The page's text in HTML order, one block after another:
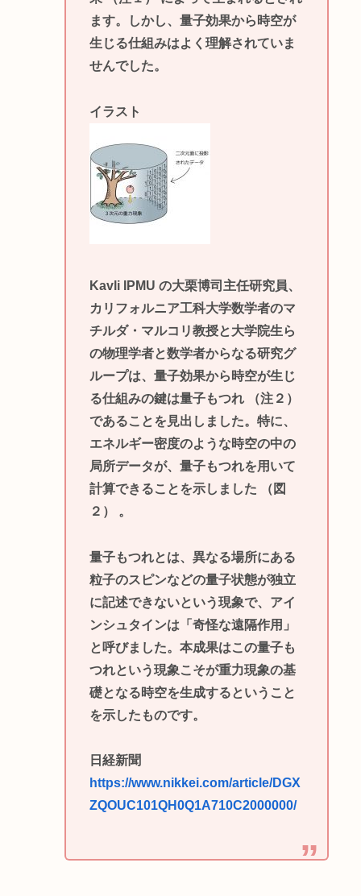
ます。しかし、量子効果から時空が
生じる仕組みはよく理解されていま
せんでした。
イラスト
Kavli IPMU の大栗博司主任研究員、
カリフォルニア工科大学数学者のマ
チルダ・マルコリ教授と大学院生ら
の物理学者と数学者からなる研究グ
ループは、量子効果から時空が生じ
る仕組みの鍵は量子もつれ （注２）
であることを見出しました。特に、
エネルギー密度のような時空の中の
局所データが、量子もつれを用いて
計算できることを示しました （図
２） 。
量子もつれとは、異なる場所にある
粒子のスピンなどの量子状態が独立
に記述できないという現象で、アイ
ンシュタインは「奇怪な遠隔作用」
と呼びました。本成果はこの量子も
つれという現象こそが重力現象の基
礎となる時空を生成するということ
を示したものです。
日経新聞
https://www.nikkei.com/article/DGX
ZQOUC101QH0Q1A710C2000000/